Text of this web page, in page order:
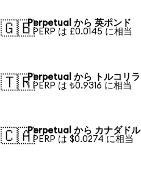
🇬🇧Perpetual から 英ポンド
1 PERP は £0.0145 に相当
🇹🇷Perpetual から トルコリラ
1 PERP は ₺0.9316 に相当
🇨🇦Perpetual から カナダドル
1 PERP は $0.0274 に相当